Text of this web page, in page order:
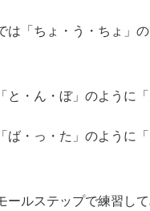
は「ちょ・う・ちょ」
と・ん・ぼ」のように
ば・っ・た」のように
ールステップで練習し